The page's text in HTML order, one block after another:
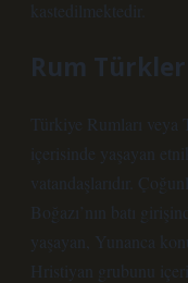
kastedilmektedir.
Rum
Türkiye Rumları veya
içerisinde yaşayan
vatandaşlarıdır.
Boğazı’nın batı
yaşayan, Yunanca
Hristiyan grubunu içerir.